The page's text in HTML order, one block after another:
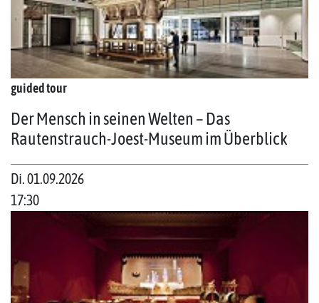
guided tour
Der Mensch in seinen Welten – Das
Rautenstrauch-Joest-Museum im Überblick
Di. 01.09.2026
17:30